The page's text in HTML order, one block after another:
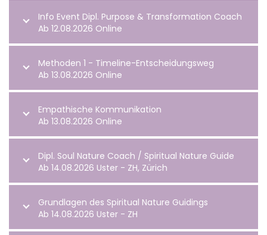
Info Event Dipl. Purpose & Transformation Coach
Ab 12.08.2026 Online
Methoden 1 - Timeline-Entscheidungsweg
Ab 13.08.2026 Online
Empathische Kommunikation
Ab 13.08.2026 Online
Dipl. Soul Nature Coach / Spiritual Nature Guide
Ab 14.08.2026 Uster - ZH, Zürich
Grundlagen des Spiritual Nature Guidings
Ab 14.08.2026 Uster - ZH